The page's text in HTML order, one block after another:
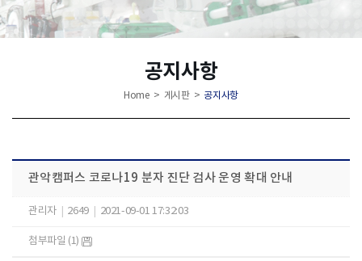
공지사항
Home > 게시판 > 공지사항
관악캠퍼스 코로나19 분자 진단 검사 운영 확대 안내
관리자 2649 2021-09-01 17:32:03
첨부파일 (1)